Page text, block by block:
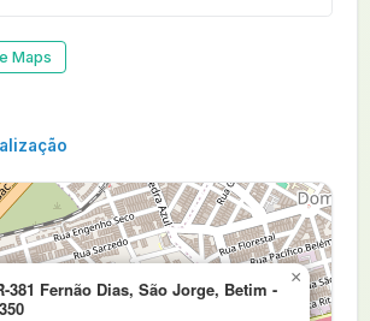
Maps
381 Fernão Dias, São Jorge, Betim -
×